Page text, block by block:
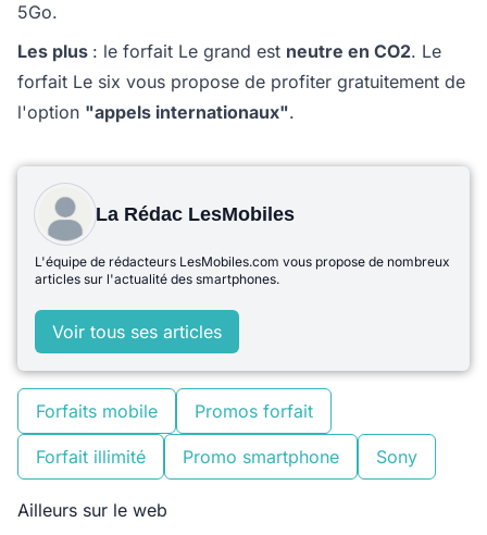
5Go.
Les plus : le forfait Le grand est neutre en CO2. Le
forfait Le six vous propose de profiter gratuitement de
l'option "appels internationaux".
La Rédac LesMobiles
L'équipe de rédacteurs LesMobiles.com vous propose de nombreux
articles sur l'actualité des smartphones.
Voir tous ses articles
Forfaits mobile Promos forfait
Forfait illimité Promo smartphone Sony
Ailleurs sur le web